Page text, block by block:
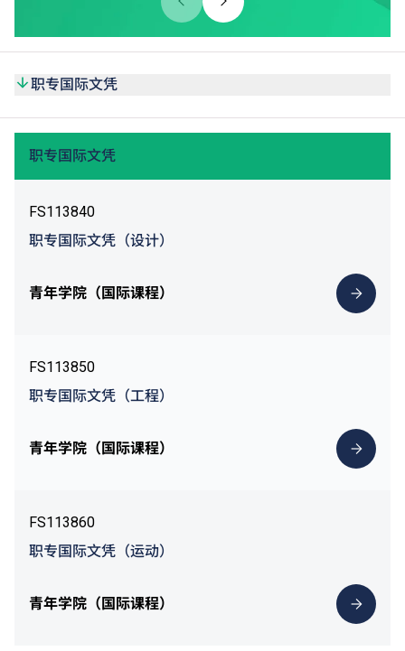
职专国际文凭
职专国际文凭
FS113840
职专国际文凭（设计）
青年学院（国际课程）
FS113850
职专国际文凭（工程）
青年学院（国际课程）
FS113860
职专国际文凭（运动）
青年学院（国际课程）